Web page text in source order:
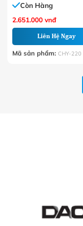
Còn Hàng
2.651.000 vnđ
Liên Hệ Ngay
Mã sản phẩm: CHY-220